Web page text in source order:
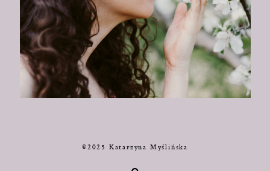
©2025 Katarzyna Myślińska